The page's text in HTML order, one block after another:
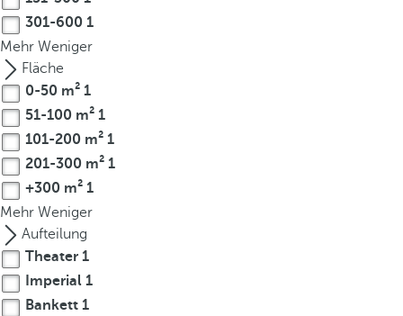
y
t
o
n
a
v
i
g
a
t
e
o
t
301-600 1
Mehr Weniger
Fläche
0-50 m² 1
51-100 m² 1
101-200 m² 1
201-300 m² 1
+300 m² 1
Mehr Weniger
Aufteilung
Theater 1
Imperial 1
Bankett 1